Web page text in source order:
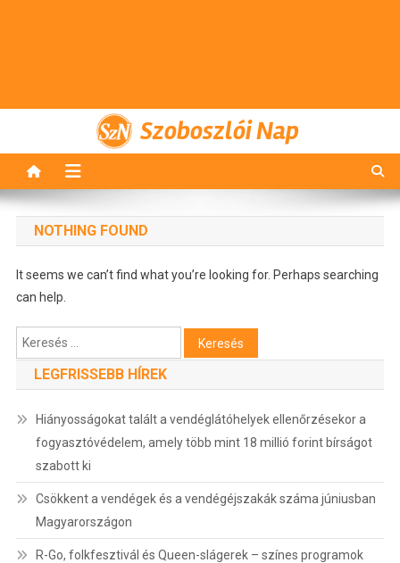
Szoboszlói Nap
NOTHING FOUND
It seems we can’t find what you’re looking for. Perhaps searching
can help.
Keresés:
LEGFRISSEBB HÍREK
Hiányosságokat talált a vendéglátóhelyek ellenőrzésekor a
fogyasztóvédelem, amely több mint 18 millió forint bírságot
szabott ki
Csökkent a vendégek és a vendégéjszakák száma júniusban
Magyarországon
R-Go, folkfesztivál és Queen-slágerek – színes programok